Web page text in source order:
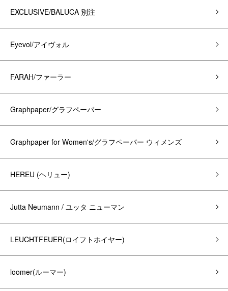
EXCLUSIVE/BALUCA 別注
Eyevol/アイヴォル
FARAH/ファーラー
Graphpaper/グラフペーパー
Graphpaper for Women's/グラフペーパー ウィメンズ
HEREU (ヘリュー)
Jutta Neumann / ユッタ ニューマン
LEUCHTFEUER(ロイフトホイヤー)
loomer(ルーマー)